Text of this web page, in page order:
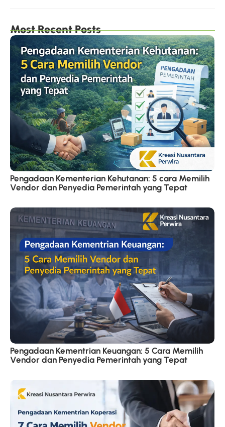
Most Recent Posts
Pengadaan Kementerian Kehutanan: 5 cara Memilih
Vendor dan Penyedia Pemerintah yang Tepat
Pengadaan Kementrian Keuangan: 5 Cara Memilih
Vendor dan Penyedia Pemerintah yang Tepat